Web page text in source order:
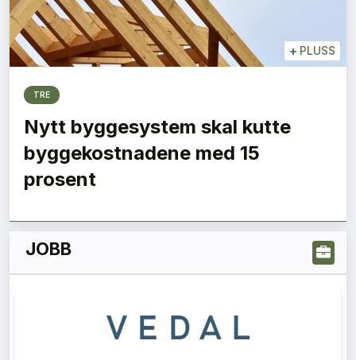
+ PLUSS
TRE
Nytt byggesystem skal kutte
byggekostnadene med 15
prosent
JOBB